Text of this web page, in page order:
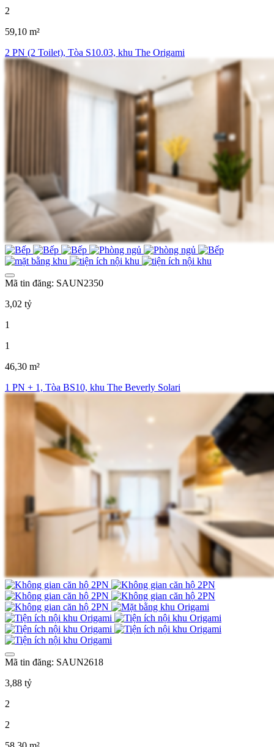
2
59,10 m²
2 PN (2 Toilet), Tòa S10.03, khu The Origami
Mã tin đăng: SAUN2350
3,02 tỷ
1
1
46,30 m²
1 PN + 1, Tòa BS10, khu The Beverly Solari
Mã tin đăng: SAUN2618
3,88 tỷ
2
2